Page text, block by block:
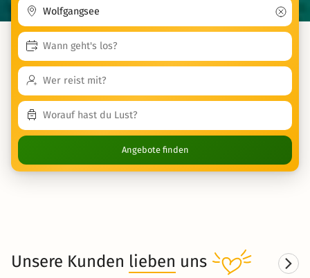
Angebote finden
Unsere Kunden lieben uns